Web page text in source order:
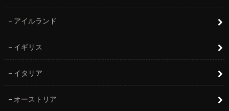
アイルランド
イギリス
イタリア
オーストリア